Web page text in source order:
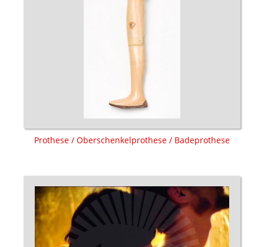
Prothese / Oberschenkelprothese / Badeprothese